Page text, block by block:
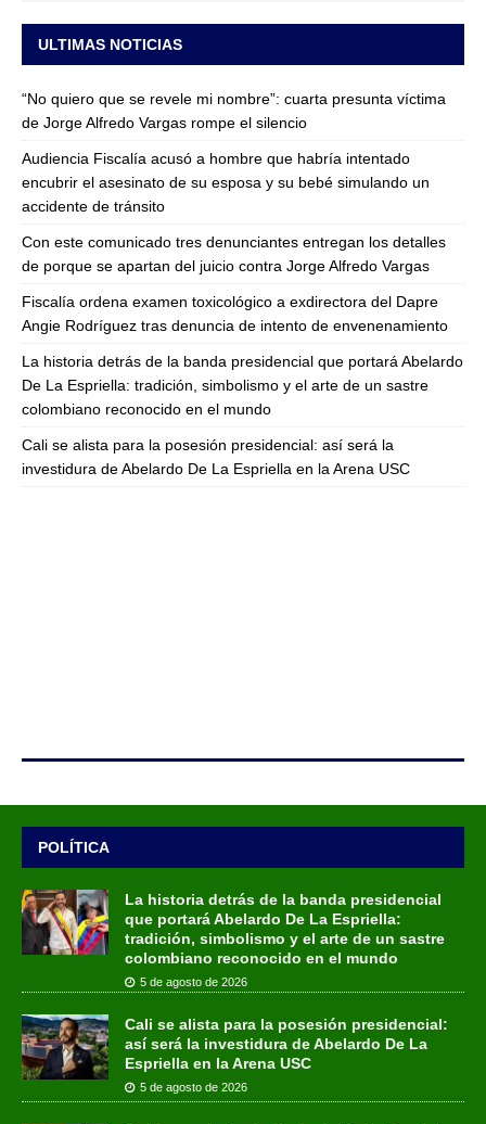
ULTIMAS NOTICIAS
“No quiero que se revele mi nombre”: cuarta presunta víctima
de Jorge Alfredo Vargas rompe el silencio
Audiencia Fiscalía acusó a hombre que habría intentado
encubrir el asesinato de su esposa y su bebé simulando un
accidente de tránsito
Con este comunicado tres denunciantes entregan los detalles
de porque se apartan del juicio contra Jorge Alfredo Vargas
Fiscalía ordena examen toxicológico a exdirectora del Dapre
Angie Rodríguez tras denuncia de intento de envenenamiento
La historia detrás de la banda presidencial que portará Abelardo
De La Espriella: tradición, simbolismo y el arte de un sastre
colombiano reconocido en el mundo
Cali se alista para la posesión presidencial: así será la
investidura de Abelardo De La Espriella en la Arena USC
POLÍTICA
La historia detrás de la banda presidencial
que portará Abelardo De La Espriella:
tradición, simbolismo y el arte de un sastre
colombiano reconocido en el mundo
5 de agosto de 2026
Cali se alista para la posesión presidencial:
así será la investidura de Abelardo De La
Espriella en la Arena USC
5 de agosto de 2026